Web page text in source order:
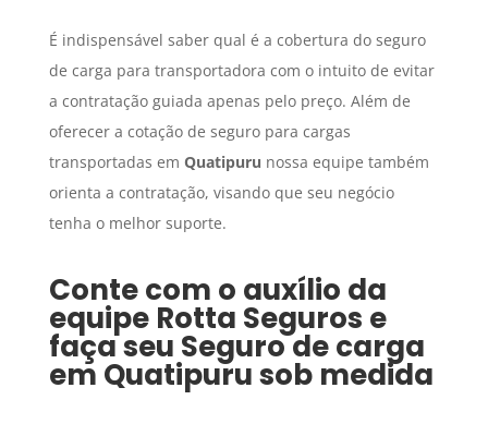
É indispensável saber qual é a cobertura do seguro
de carga para transportadora com o intuito de evitar
a contratação guiada apenas pelo preço. Além de
oferecer a cotação de seguro para cargas
transportadas em Quatipuru nossa equipe também
orienta a contratação, visando que seu negócio
tenha o melhor suporte.
Conte com o auxílio da
equipe Rotta Seguros e
faça seu Seguro de carga
em Quatipurusob medida